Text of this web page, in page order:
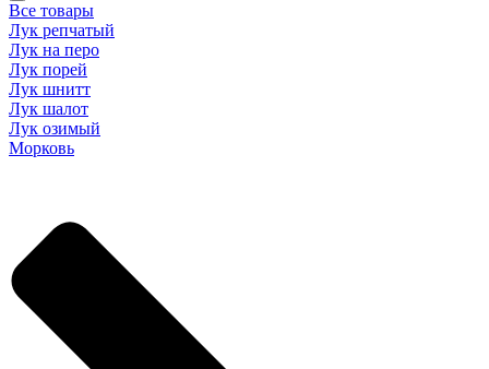
Все товары
Лук репчатый
Лук на перо
Лук порей
Лук шнитт
Лук шалот
Лук озимый
Морковь